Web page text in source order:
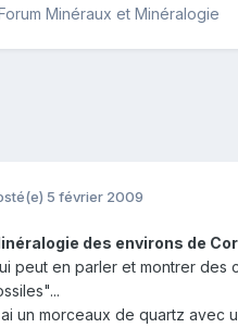
Minéraux et Minéralogie
5 février 2009
des environs de
peut en parler et montrer des
un morceaux de quartz avec